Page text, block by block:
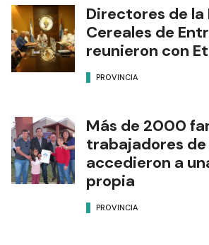
Directores de la
Cereales de
reunieron con
PROVINCIA
Más de 2000
trabajadores
accedieron a
propia
PROVINCIA